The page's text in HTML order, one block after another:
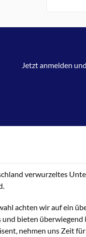
Jetzt anmelden
verwurzeltes
achten wir auf ein
bieten
nehmen uns Zeit